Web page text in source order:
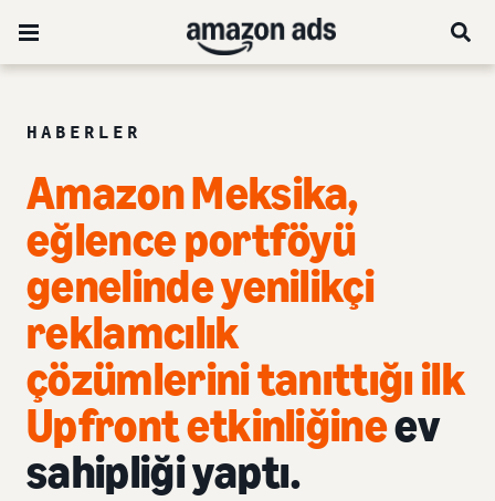
HABERLER
Amazon Meksika,
eğlence portföyü
genelinde yenilikçi
reklamcılık
çözümlerini tanıttığı ilk
Upfront etkinliğineev
sahipliği yaptı.